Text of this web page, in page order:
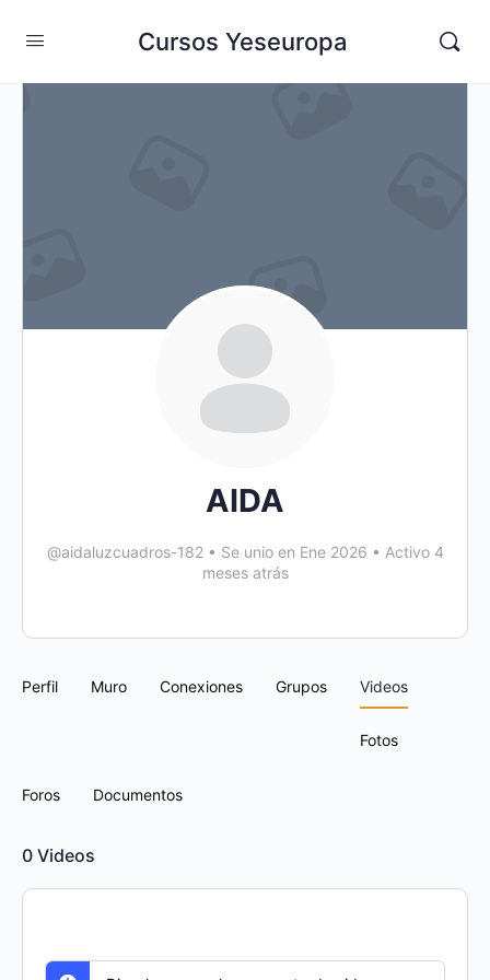
Cursos Yeseuropa
AIDA
@aidaluzcuadros-182 • Se unio en Ene 2026 • Activo 4
meses atrás
Perfil Muro Conexiones Grupos Videos
Fotos
Foros Documentos
0 Videos